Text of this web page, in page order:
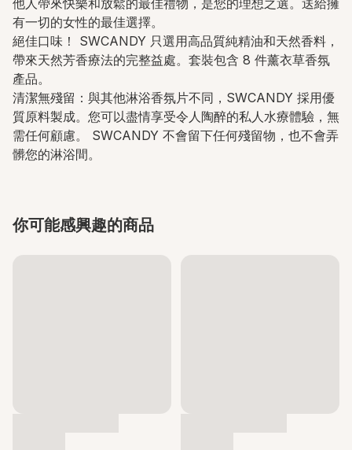
他人帶來快樂和放鬆的最佳禮物，是您的理想之選。送給擁
有一切的女性的最佳選擇。
絕佳口味！ SWCANDY 只選用高品質純精油和天然香料，
帶來天然芳香療法的完整益處。套裝包含 8 件薰衣草香氛
產品。
清潔無殘留：與其他淋浴香氛片不同，SWCANDY 採用優
質原料製成。您可以盡情享受令人陶醉的私人水療體驗，無
需任何顧慮。 SWCANDY 不會留下任何殘留物，也不會弄
髒您的淋浴間。
你可能感興趣的商品